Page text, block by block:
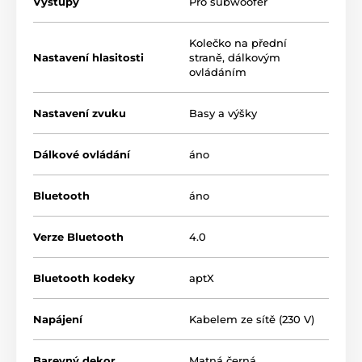
›vstupy:
Bluetooth 4.0 s aptX, 2x optika, Jack a
Cinch
› ovládání hlasitosti, basů i výšek pomocí
›USBvýstup pro nabíjení dalšího zařízení
(telefonu)
Nastavení hlasitosti
Kolečko na přední
straně, dálkovým
ovládáním
Nastavení zvuku Basy a výšky
Dálkové ovládání áno
Bluetooth áno
Verze Bluetooth 4.0
Bluetooth kodeky aptX
Napájení Kabelem ze sítě (230 V)